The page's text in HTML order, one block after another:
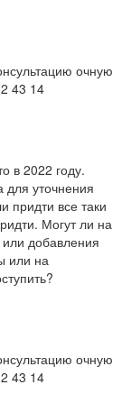
очную
43 14
в 2022 году.
для уточнения
придти все таки
Могут ли на
добавления
или на
очную
43 14